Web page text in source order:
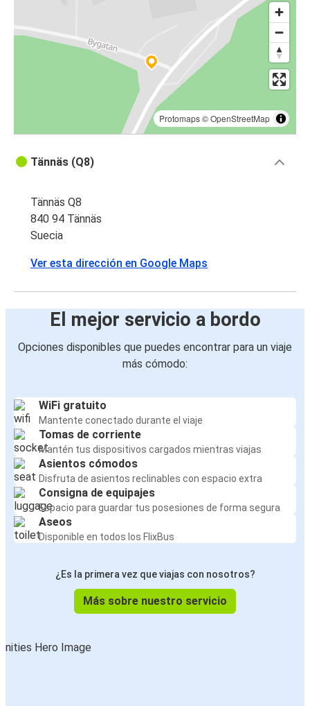
Protomaps©OpenStreetMap
Tännäs (Q8)
Tännäs Q8
840 94 Tännäs
Suecia
Ver esta dirección en Google Maps
El mejor servicio a bordo
Opciones disponibles que puedes encontrar para un viaje
más cómodo:
WiFi gratuito
Mantente conectado durante el viaje
Tomas de corriente
Mantén tus dispositivos cargados mientras viajas
Asientos cómodos
Disfruta de asientos reclinables con espacio extra
Consigna de equipajes
Espacio para guardar tus posesiones de forma segura
Aseos
Disponible en todos los FlixBus
¿Es la primera vez que viajas con nosotros?
Más sobre nuestro servicio